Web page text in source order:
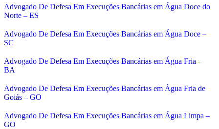
Advogado De Defesa Em Execuções Bancárias em Água Doce do
Norte – ES
Advogado De Defesa Em Execuções Bancárias em Água Doce –
SC
Advogado De Defesa Em Execuções Bancárias em Água Fria –
BA
Advogado De Defesa Em Execuções Bancárias em Água Fria de
Goiás – GO
Advogado De Defesa Em Execuções Bancárias em Água Limpa –
GO